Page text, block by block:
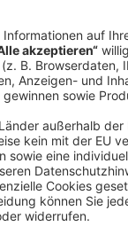
abgesichertsind.
Folgenein